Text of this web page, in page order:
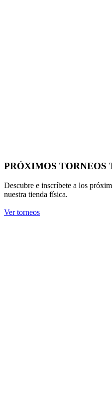
PRÓXIMOS TORNEOS
Descubre e inscríbete a los
nuestra tienda física.
Ver torneos